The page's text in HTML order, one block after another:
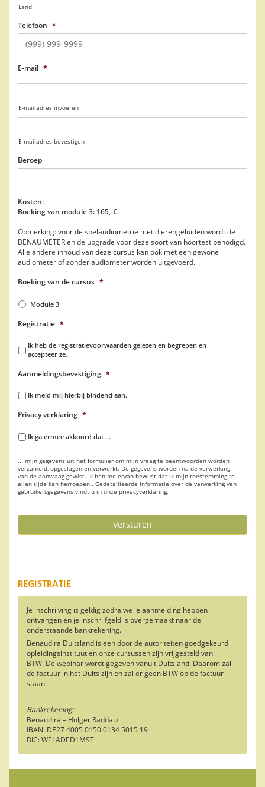
Land
Telefoon *
E-mail *
E-mailadres invoeren
E-mailadres bevestigen
Beroep
Kosten:
Boeking van module 3: 165,-€
Opmerking: voor de spelaudiometrie met dierengeluiden wordt de
BENAUMETER en de upgrade voor deze soort van hoortest benodigd.
Alle andere inhoud van deze cursus kan ook met een gewone
audiometer of zonder audiometer worden uitgevoerd.
Boeking van de cursus *
Module 3
Registratie *
Ik heb de registratievoorwaarden gelezen en begrepen en
accepteer ze.
Aanmeldingsbevestiging *
Ik meld mij hierbij bindend aan.
Privacy verklaring *
Ik ga ermee akkoord dat ...
... mijn gegevens uit het formulier om mijn vraag te beantwoorden worden
verzameld, opgeslagen en verwerkt. De gegevens worden na de verwerking
van de aanvraag gewist. Ik ben me ervan bewust dat ik mijn toestemming te
allen tijde kan herroepen.. Gedetailleerde informatie over de verwerking van
gebruikersgegevens vindt u in onze privacyverklaring.
Versturen
REGISTRATIE
Je inschrijving is geldig zodra we je aanmelding hebben
ontvangen en je inschrijfgeld is overgemaakt naar de
onderstaande bankrekening.
Benaudira Duitsland is een door de autoriteiten goedgekeurd
opleidingsinstituut en onze cursussen zijn vrijgesteld van
BTW. De webinar wordt gegeven vanuit Duitsland. Daarom zal
de factuur in het Duits zijn en zal er geen BTW op de factuur
staan.
Bankrekening:
Benaudira – Holger Raddatz
IBAN: DE27 4005 0150 0134 5015 19
BIC: WELADED1MST